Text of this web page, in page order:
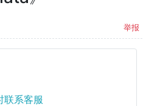
举报
联系客服